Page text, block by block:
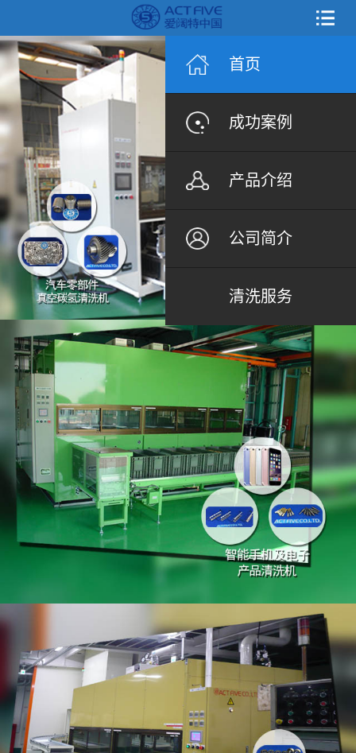
首页
成功案例
产品介绍
公司简介
清洗服务